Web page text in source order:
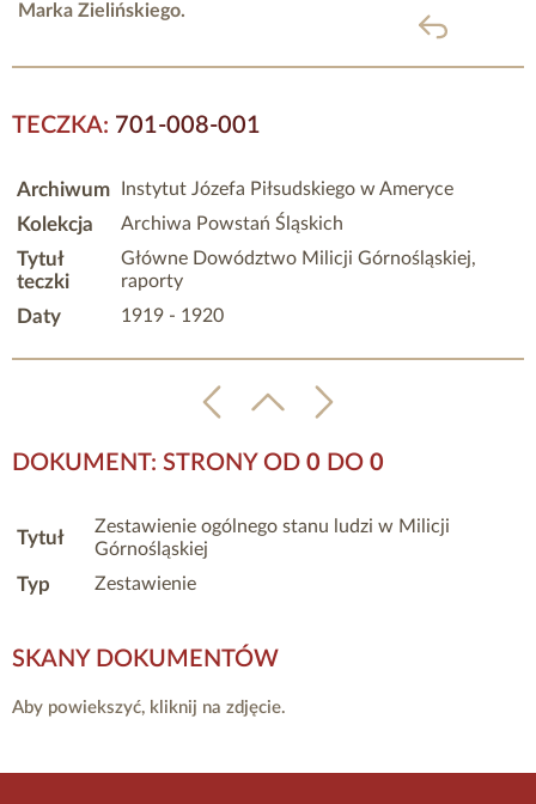
Marka Zielińskiego.
powrót
TECZKA: 701-008-001
Archiwum Instytut Józefa Piłsudskiego w Ameryce
Kolekcja Archiwa Powstań Śląskich
Tytuł
teczki
Główne Dowództwo Milicji Górnośląskiej,
raporty
Daty 1919 - 1920
DOKUMENT: STRONY OD 0 DO 0
Tytuł
Zestawienie ogólnego stanu ludzi w Milicji
Górnośląskiej
Typ Zestawienie
SKANY DOKUMENTÓW
Aby powiekszyć, kliknij na zdjęcie.